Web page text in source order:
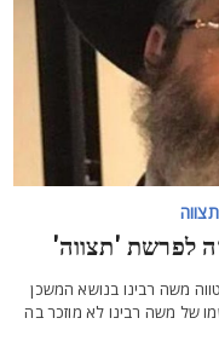
לפרשת 'תצווה'
משה רבינו בנושא המשכן
משה רבינו לא מוזכר בה